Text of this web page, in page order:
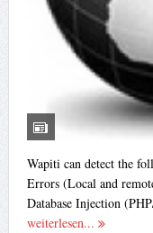
Wapiti can detect the
Errors (Local and
Database Injection
weiterlesen...